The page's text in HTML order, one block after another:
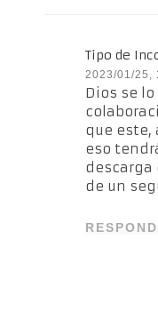
Tipo de
2023/01/25,
Dios se
que este,
eso
descarga
de un